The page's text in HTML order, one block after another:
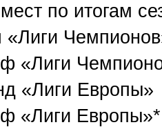
по итогам
«Лиги
«Лиги
«Лиги Европы»
«Лиги Европы»*